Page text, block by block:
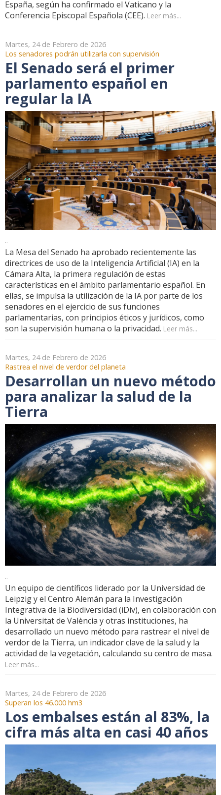
España, según ha confirmado el Vaticano y la
Conferencia Episcopal Española (CEE). Leer más...
Martes, 24 de Febrero de 2026
Los senadores podrán utilizarla con supervisión
El Senado será el primer
parlamento español en
regular la IA
..
La Mesa del Senado ha aprobado recientemente las
directrices de uso de la Inteligencia Artificial (IA) en la
Cámara Alta, la primera regulación de estas
características en el ámbito parlamentario español. En
ellas, se impulsa la utilización de la IA por parte de los
senadores en el ejercicio de sus funciones
parlamentarias, con principios éticos y jurídicos, como
son la supervisión humana o la privacidad. Leer más...
Martes, 24 de Febrero de 2026
Rastrea el nivel de verdor del planeta
Desarrollan un nuevo método
para analizar la salud de la
Tierra
..
Un equipo de científicos liderado por la Universidad de
Leipzig y el Centro Alemán para la Investigación
Integrativa de la Biodiversidad (iDiv), en colaboración con
la Universitat de València y otras instituciones, ha
desarrollado un nuevo método para rastrear el nivel de
verdor de la Tierra, un indicador clave de la salud y la
actividad de la vegetación, calculando su centro de masa.
Leer más...
Martes, 24 de Febrero de 2026
Superan los 46.000 hm3
Los embalses están al 83%, la
cifra más alta en casi 40 años